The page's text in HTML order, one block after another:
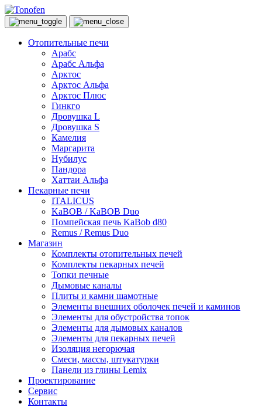
Отопительные печи
Арабс
Арабс Альфа
Арктос
Арктос Альфа
Арктос Плюс
Гинкго
Дровушка L
Дровушка S
Камелия
Маргарита
Нубилус
Пандора
Хаттаи Альфа
Пекарные печи
ITALICUS
KaBOB / KaBOB Duo
Помпейская печь KaBob d80
Remus / Remus Duo
Магазин
Комплекты отопительных печей
Комплекты пекарных печей
Топки печные
Дымовые каналы
Плиты и камни шамотные
Элементы внешних оболочек печей и каминов
Элементы для обустройства топок
Элементы для дымовых каналов
Элементы для пекарных печей
Изоляция негорючая
Смеси, массы, штукатурки
Панели из глины Lemix
Проектирование
Сервис
Контакты